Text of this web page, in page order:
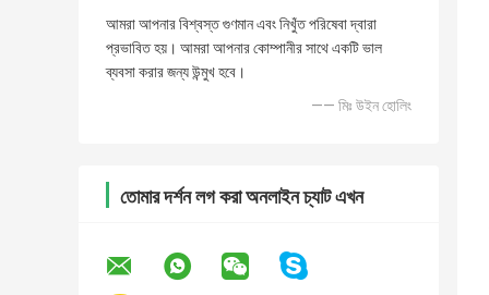
আমরা আপনার বিশ্বস্ত গুণমান এবং নিখুঁত পরিষেবা দ্বারা
প্রভাবিত হয়। আমরা আপনার কোম্পানীর সাথে একটি ভাল
ব্যবসা করার জন্য উন্মুখ হবে।
—— মিঃ উইন হোলিং
তোমার দর্শন লগ করা অনলাইন চ্যাট এখন